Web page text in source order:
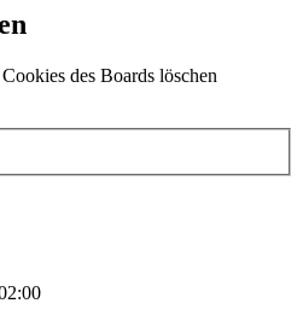
des Boards löschen